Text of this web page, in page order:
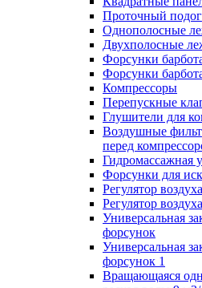
Проточный
Однополосные
Двухполосные
Форсунки
Форсунки
Компрессоры
Перепускные
Глушители для
Воздушные
перед
Гидромассажная
Форсунки для
Регулятор воздуха
Регулятор
Универсальная
форсунок
Универсальная
форсунок 1
Вращающаяся